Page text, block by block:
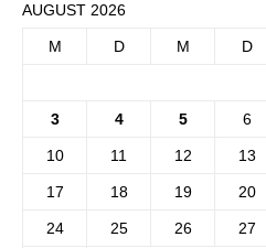
AUGUST 2026
M D M D
3 4 5 6
10 11 12 13
17 18 19 20
24 25 26 27